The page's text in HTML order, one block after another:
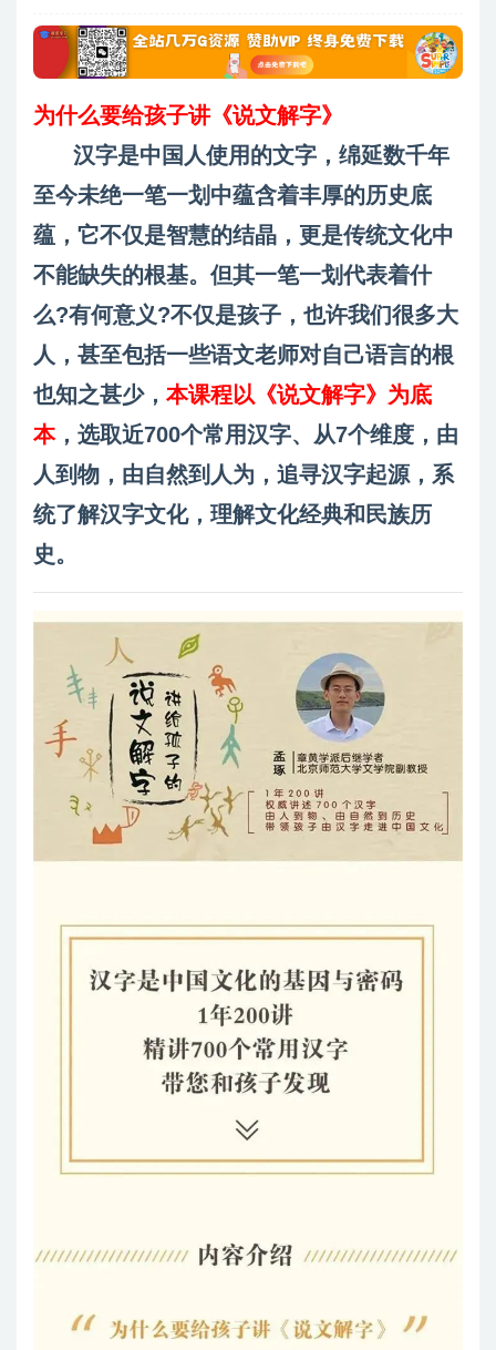
为什么要给孩子讲《说文解字》
汉字是中国人使用的文字，绵延数千年
至今未绝一笔一划中蕴含着丰厚的历史底
蕴，它不仅是智慧的结晶，更是传统文化中
不能缺失的根基。但其一笔一划代表着什
么?有何意义?不仅是孩子，也许我们很多大
人，甚至包括一些语文老师对自己语言的根
也知之甚少， 本课程以《说文解字》为底
本，选取近700个常用汉字、从7个维度，由
人到物，由自然到人为，追寻汉字起源，系
统了解汉字文化，理解文化经典和民族历
史。